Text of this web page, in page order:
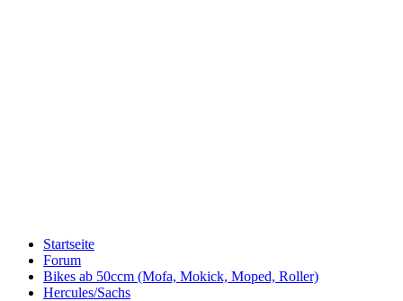
Startseite
Forum
Bikes ab 50ccm (Mofa, Mokick, Moped, Roller)
Hercules/Sachs